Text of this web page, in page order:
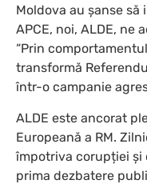
Moldova au șanse
APCE, noi, ALDE, ne
“Prin
transformă
într-o campanie
ALDE este ancorat
Europeană a RM.
împotriva corupției și
prima dezbatere